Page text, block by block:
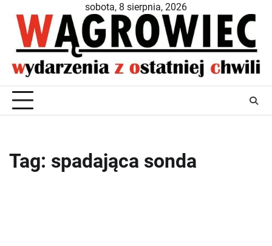
content
sobota, 8 sierpnia, 2026
Tag: spadająca sonda